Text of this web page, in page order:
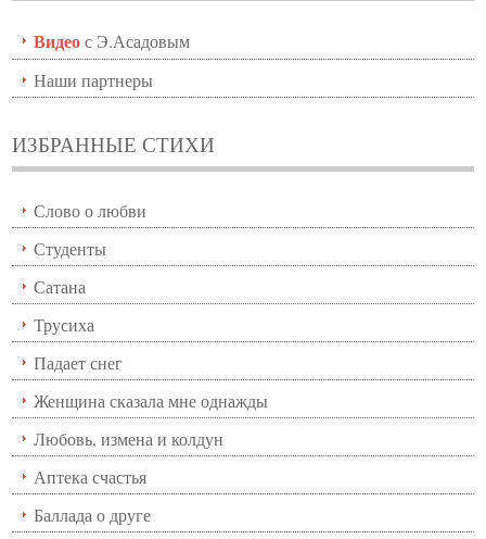
Видеос Э.Асадовым
Наши партнеры
ИЗБРАННЫЕ СТИХИ
Слово о любви
Студенты
Сатана
Трусиха
Падает снег
Женщина сказала мне однажды
Любовь, измена и колдун
Аптека счастья
Баллада о друге